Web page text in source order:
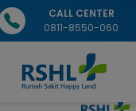
CALL CENTER
0811-8550-060